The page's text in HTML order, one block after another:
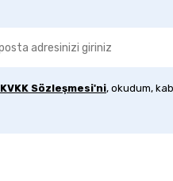
KVKK Sözleşmesi'ni, okudum,